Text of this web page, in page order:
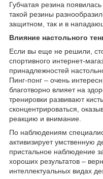
Губчатая резина
такой резины
защитном, так и в
Влияние настольного
Если вы еще не решили,
спортивного интернет-
принадлежностей
Пинг-понг – очень
благотворно влияет на
тренировки развивают
сконцентрироваться,
реакцию и внимание.
По наблюдениям
активизирует умственную
пристальное наблюдение
хороших результатов –
интеллектуальных видах